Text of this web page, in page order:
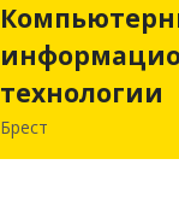
технологии
Брест